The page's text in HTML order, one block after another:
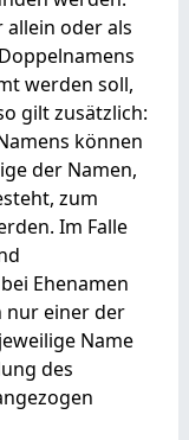
allein oder als
werden soll,
gilt zusätzlich:
können
der Namen,
zum
Im Falle
Ehenamen
nur einer der
Name
des